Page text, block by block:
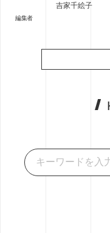
吉家千絵子
編集者